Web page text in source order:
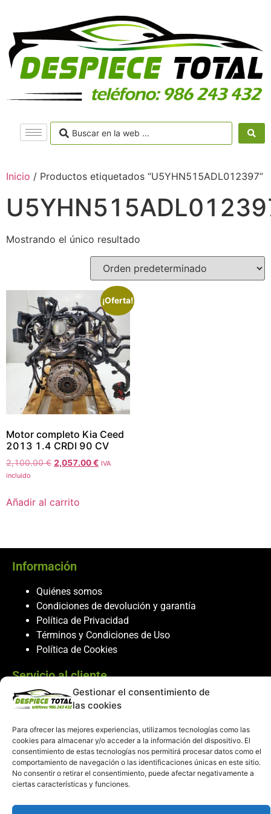
Gestionar el consentimiento de
las cookies
Para ofrecer las mejores experiencias, utilizamos tecnologías como las
cookies para almacenar y/o acceder a la información del dispositivo. El
consentimiento de estas tecnologías nos permitirá procesar datos como el
comportamiento de navegación o las identificaciones únicas en este sitio.
No consentir o retirar el consentimiento, puede afectar negativamente a
ciertas características y funciones.
Inicio / Productos etiquetados “U5YHN515ADL012397”
Mostrando el único resultado
¡Oferta!
Motor completo Kia Ceed
2013 1.4 CRDI 90 CV
2,100.00€ 2,057.00€ IVA
incluido
Añadir al carrito
Información
Quiénes somos
Condiciones de devolución y garantía
Política de Privacidad
Términos y Condiciones de Uso
Política de Cookies
Servicio al cliente
Contacto
608 867 074
recambiosdespiecetotal@gmail.com
Mi cuenta